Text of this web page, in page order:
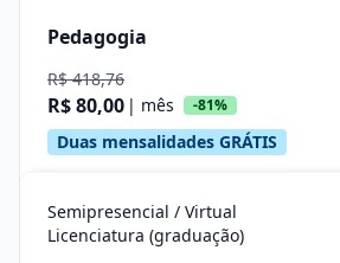
Pedagogia
R$ 418,76
R$ 80,00 | mês -81%
Duas mensalidades GRÁTIS
Semipresencial / Virtual
Licenciatura (graduação)